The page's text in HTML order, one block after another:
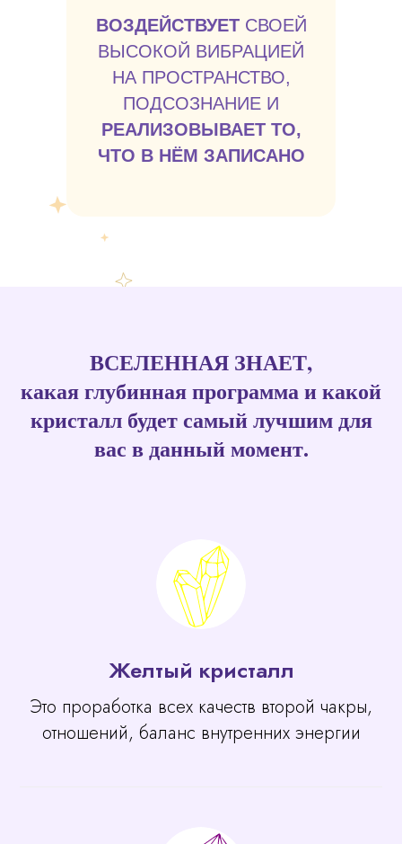
ВОЗДЕЙСТВУЕТ СВОЕЙ
ВЫСОКОЙ ВИБРАЦИЕЙ
НА ПРОСТРАНСТВО,
ПОДСОЗНАНИЕ И
РЕАЛИЗОВЫВАЕТ ТО,
ЧТО В НЁМ ЗАПИСАНО
ВСЕЛЕННАЯ ЗНАЕТ,
какая глубинная программа и какой
кристалл будет самый лучшим для
вас в данный момент.
Желтый кристалл
Это проработка всех качеств второй чакры,
отношений, баланс внутренних энергии